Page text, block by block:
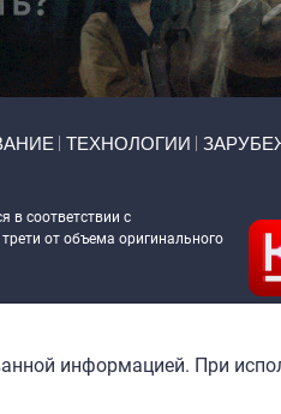
ТЕХНОЛОГИИ
в соответствии с
от объема оригинального
информацией. При